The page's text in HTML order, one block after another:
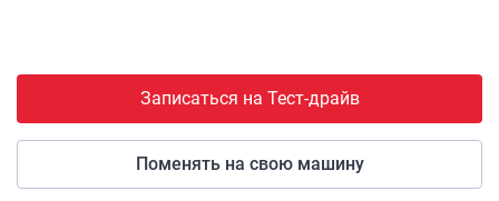
Записаться на Тест-драйв
Поменять на свою машину